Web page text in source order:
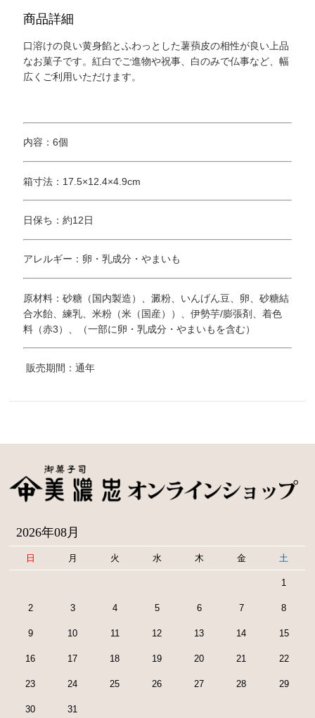
商品詳細
口溶けの良い黄身餡とふわっとした薯蕷皮の相性が良い上品
なお菓子です。紅白でご進物や祝事、白のみで仏事など、幅
広くご利用いただけます。
内容：6個
箱寸法：17.5×12.4×4.9cm
日保ち：約12日
アレルギー：卵・乳成分・やまいも
原材料：砂糖（国内製造）、澱粉、いんげん豆、卵、砂糖結
合水飴、練乳、米粉（米（国産））、伊勢芋/膨張剤、着色
料（赤3）、（一部に卵・乳成分・やまいもを含む）
販売期間：通年
2026年08月
日 月 火 水 木 金 土
1
2 3 4 5 6 7 8
9 10 11 12 13 14 15
16 17 18 19 20 21 22
23 24 25 26 27 28 29
30 31